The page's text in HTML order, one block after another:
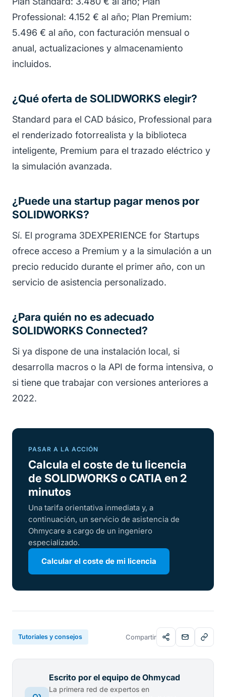
Professional: 4.152 € al año; Plan Premium:
5.496 € al año, con facturación mensual o
anual, actualizaciones y almacenamiento
incluidos.
¿Qué oferta de SOLIDWORKS elegir?
Standard para el CAD básico, Professional para
el renderizado fotorrealista y la biblioteca
inteligente, Premium para el trazado eléctrico y
la simulación avanzada.
¿Puede una startup pagar menos por
SOLIDWORKS?
Sí. El programa 3DEXPERIENCE for Startups
ofrece acceso a Premium y a la simulación a un
precio reducido durante el primer año, con un
servicio de asistencia personalizado.
¿Para quién no es adecuado
SOLIDWORKS Connected?
Si ya dispone de una instalación local, si
desarrolla macros o la API de forma intensiva, o
si tiene que trabajar con versiones anteriores a
2022.
PASAR A LA ACCIÓN
Calcula el coste de tu licencia
de SOLIDWORKS o CATIA en 2
minutos
Una tarifa orientativa inmediata y, a
continuación, un servicio de asistencia de
Ohmycare a cargo de un ingeniero
especializado.
Calcular el coste de mi licencia
Tutoriales y consejos Compartir
Escrito por el equipo de Ohmycad
La primera red de expertos en